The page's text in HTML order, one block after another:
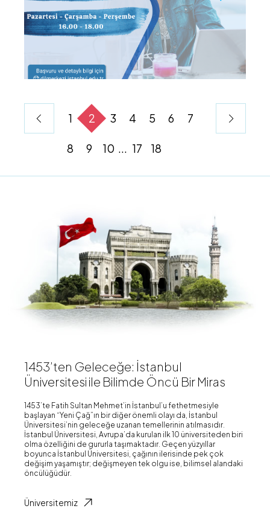
1 2 3 4 5 6 7
8 9 10 ... 17 18
1453’ten Geleceğe: İstanbul
Üniversitesi ile Bilimde Öncü Bir Miras
1453’te Fatih Sultan Mehmet’in İstanbul’u fethetmesiyle
başlayan “Yeni Çağ”ın bir diğer önemli olayı da, İstanbul
Üniversitesi’nin geleceğe uzanan temellerinin atılmasıdır.
İstanbul Üniversitesi, Avrupa’da kurulan ilk 10 üniversiteden biri
olma özelliğini de gururla taşımaktadır. Geçen yüzyıllar
boyunca İstanbul Üniversitesi, çağının ilerisinde pek çok
değişim yaşamıştır; değişmeyen tek olgu ise, bilimsel alandaki
öncülüğüdür.
Üniversitemiz